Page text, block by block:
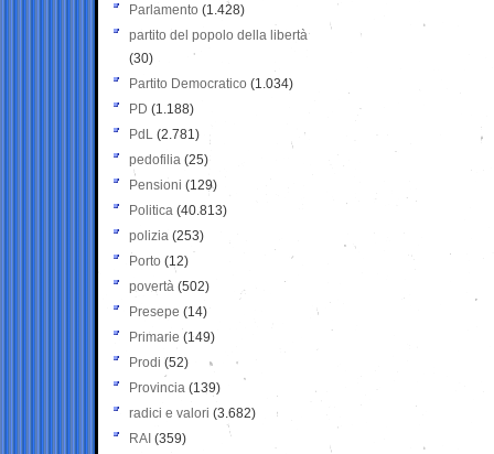
Parlamento (1.428)
partito del popolo della libertà
(30)
Partito Democratico (1.034)
PD (1.188)
PdL (2.781)
pedofilia (25)
Pensioni (129)
Politica (40.813)
polizia (253)
Porto (12)
povertà (502)
Presepe (14)
Primarie (149)
Prodi (52)
Provincia (139)
radici e valori (3.682)
RAI (359)